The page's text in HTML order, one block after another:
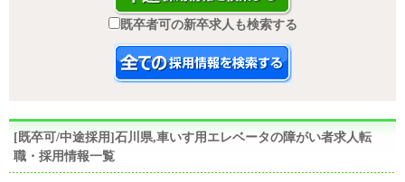
既卒者可の新卒求人も検索する
[既卒可/中途採用]石川県,車いす用エレベータの障がい者求人転
職・採用情報一覧